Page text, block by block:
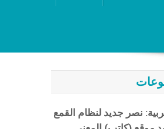
نصر جديد لنظام القمع